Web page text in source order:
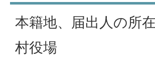
本籍地、届出人の所
村役場